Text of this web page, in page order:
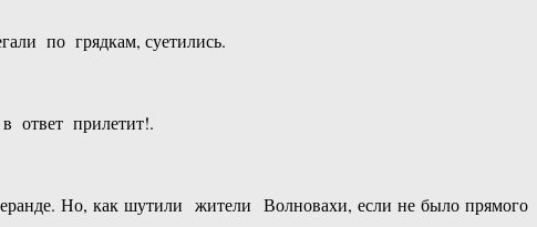
по грядкам, суетились.
ответ прилетит!.
Но, как шутили жители Волновахи, если не было прямого